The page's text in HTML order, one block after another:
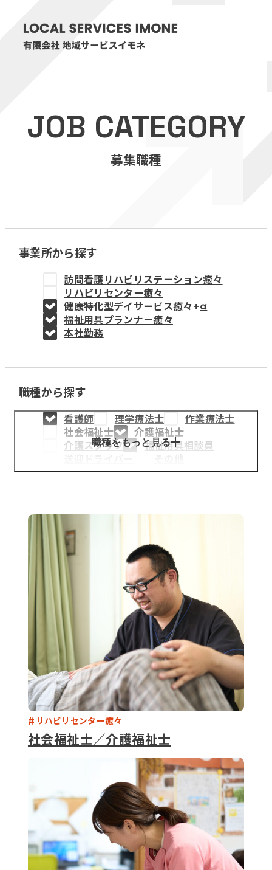
医療・介護事業
訪問看護リハビリステーション癒々
福祉用具プランナー癒々
教育事業
姫路中央こども園
姫路中央保育園
採用情報
医療・介護事業
募集職種
お知らせ
ENTRY
JOB CATEGORY
募集職種
事業所から探す
訪問看護リハビリステーション癒々
リハビリセンター癒々
健康特化型デイサービス癒々+α
福祉用具プランナー癒々
本社勤務
職種から探す
看護師 理学療法士
作業療法士
社会福祉士
介護福祉士
介護スタッフ
福祉用具相談員
職種をもっと見る
リハビリセンター癒々
社会福祉士／介護福祉士